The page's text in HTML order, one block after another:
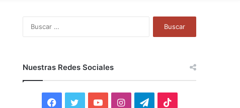
Nuestras Redes Sociales
F
Y
I
T